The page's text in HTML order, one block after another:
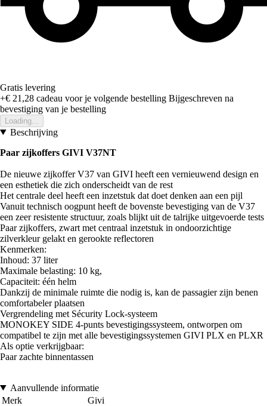
Gratis levering
+€ 21,28 cadeau voor je volgende bestelling Bijgeschreven na
bevestiging van je bestelling
Loading...
Beschrijving
Paar zijkoffers GIVI V37NT
De nieuwe zijkoffer V37 van GIVI heeft een vernieuwend design en
een esthetiek die zich onderscheidt van de rest
Het centrale deel heeft een inzetstuk dat doet denken aan een pijl
Vanuit technisch oogpunt heeft de bovenste bevestiging van de V37
een zeer resistente structuur, zoals blijkt uit de talrijke uitgevoerde tests
Paar zijkoffers, zwart met centraal inzetstuk in ondoorzichtige
zilverkleur gelakt en gerookte reflectoren
Kenmerken:
Inhoud: 37 liter
Maximale belasting: 10 kg,
Capaciteit: één helm
Dankzij de minimale ruimte die nodig is, kan de passagier zijn benen
comfortabeler plaatsen
Vergrendeling met Sécurity Lock-systeem
MONOKEY SIDE 4-punts bevestigingssysteem, ontworpen om
compatibel te zijn met alle bevestigingssystemen GIVI PLX en PLXR
Als optie verkrijgbaar:
Paar zachte binnentassen
Aanvullende informatie
Merk
Givi